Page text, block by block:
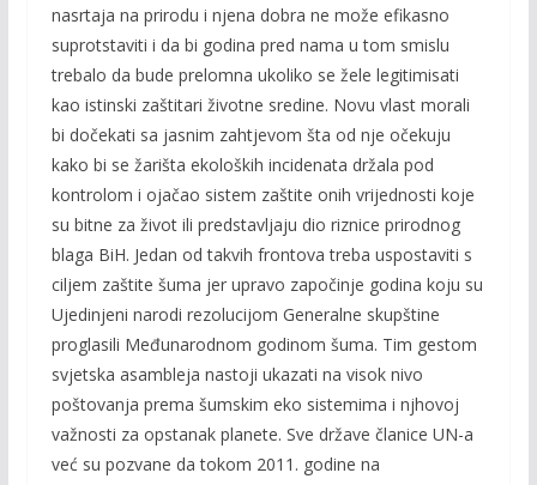
nasrtaja na prirodu i njena dobra ne može efikasno
suprotstaviti i da bi godina pred nama u tom smislu
trebalo da bude prelomna ukoliko se žele legitimisati
kao istinski zaštitari životne sredine. Novu vlast morali
bi dočekati sa jasnim zahtjevom šta od nje očekuju
kako bi se žarišta ekoloških incidenata držala pod
kontrolom i ojačao sistem zaštite onih vrijednosti koje
su bitne za život ili predstavljaju dio riznice prirodnog
blaga BiH. Jedan od takvih frontova treba uspostaviti s
ciljem zaštite šuma jer upravo započinje godina koju su
Ujedinjeni narodi rezolucijom Generalne skupštine
proglasili Međunarodnom godinom šuma. Tim gestom
svjetska asambleja nastoji ukazati na visok nivo
poštovanja prema šumskim eko sistemima i njhovoj
važnosti za opstanak planete. Sve države članice UN-a
već su pozvane da tokom 2011. godine na